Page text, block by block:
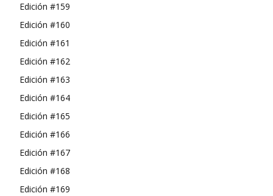
Edición #159
Edición #160
Edición #161
Edición #162
Edición #163
Edición #164
Edición #165
Edición #166
Edición #167
Edición #168
Edición #169